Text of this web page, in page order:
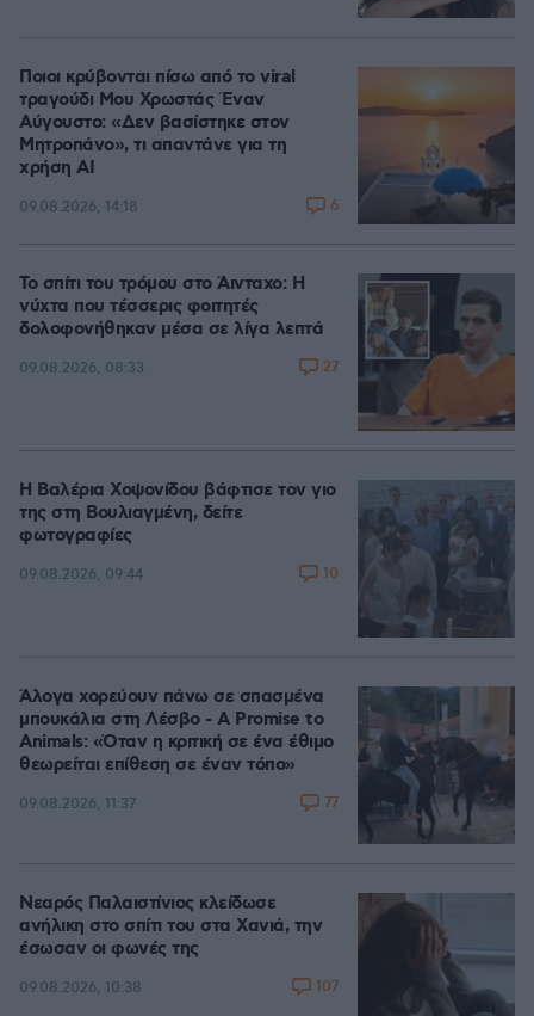
Ποιοι κρύβονται πίσω από το viral
τραγούδι Μου Χρωστάς Έναν
Αύγουστο: «Δεν βασίστηκε στον
Μητροπάνο», τι απαντάνε για τη
χρήση AI
09.08.2026, 14:18 6
Το σπίτι του τρόμου στο Άινταχο: Η
νύχτα που τέσσερις φοιτητές
δολοφονήθηκαν μέσα σε λίγα λεπτά
09.08.2026, 08:33 27
Η Βαλέρια Χοψονίδου βάφτισε τον γιο
της στη Βουλιαγμένη, δείτε
φωτογραφίες
09.08.2026, 09:44 10
Άλογα χορεύουν πάνω σε σπασμένα
μπουκάλια στη Λέσβο - A Promise to
Animals: «Όταν η κριτική σε ένα έθιμο
θεωρείται επίθεση σε έναν τόπο»
09.08.2026, 11:37 77
Νεαρός Παλαιστίνιος κλείδωσε
ανήλικη στο σπίτι του στα Χανιά, την
έσωσαν οι φωνές της
09.08.2026, 10:38 107